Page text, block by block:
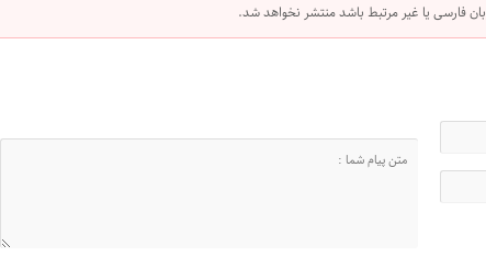
فارسی یا غیر مرتبط باشد منتشر نخواهد شد.